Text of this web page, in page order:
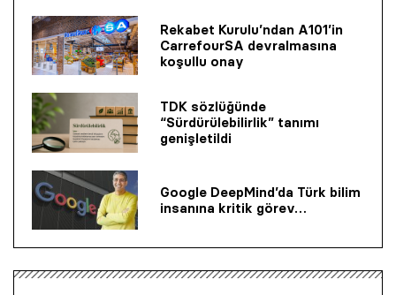
Rekabet Kurulu’ndan A101’in
CarrefourSA devralmasına
koşullu onay
TDK sözlüğünde
“Sürdürülebilirlik” tanımı
genişletildi
Google DeepMind’da Türk bilim
insanına kritik görev…